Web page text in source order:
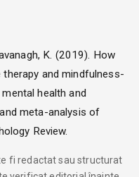
K. (2019). How
and mindfulness-
health and
meta-analysis of
Review.
fi redactat sau structurat